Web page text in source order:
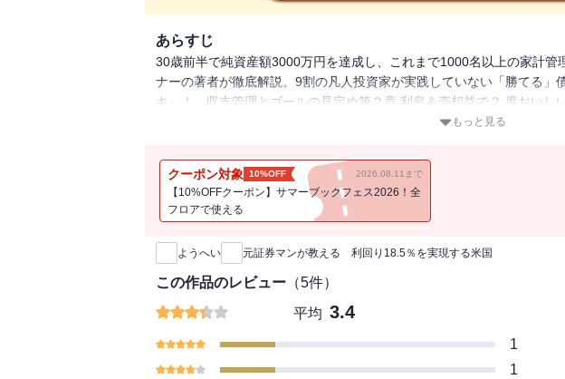
あらすじ
30歳前半で純資産額3000万円を達成し、これまで1000名以上の家計管
ナーの著者が徹底解説。9割の凡人投資家が実践していない「勝てる
キ」！ 収支管理とゴールの見定め第２章 利息＆売却益で２ 度おい
ＴＦなら超手軽！ 米国債を実際に買ってみよう第４章 金利上昇時
もっと見る
クーポン対象 10%OFF 2026.08.11まで
【10%OFFクーポン】サマーブックフェス2026！全
フロアで使える
新刊通知
ようへい 元証券マンが教える 利回り18.5％を実現する米国
この作品のレビュー （5件）
平均 3.4
1
1